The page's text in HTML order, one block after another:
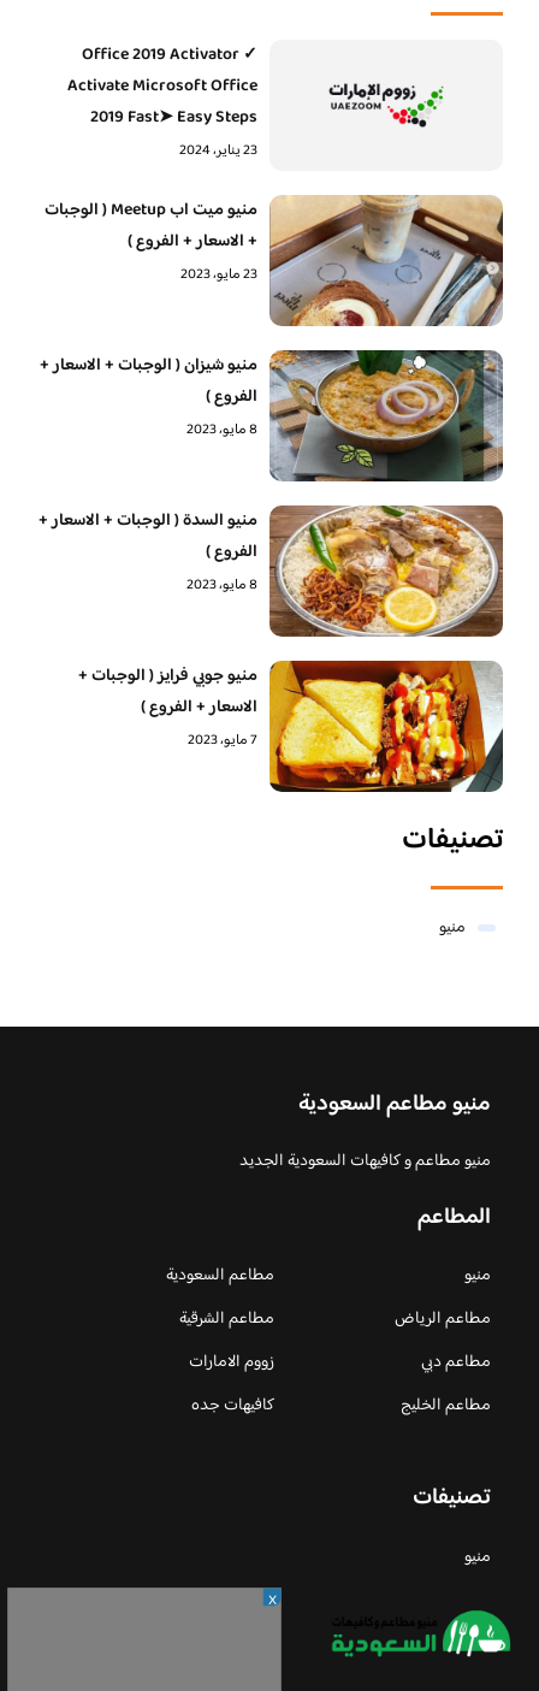
Office 2019 Activator ✓
Activate Microsoft Office
2019 Fast➤ Easy Steps
23 يناير، 2024
منيو ميت اب Meetup ( الوجبات
+ الاسعار + الفروع )
23 مايو، 2023
منيو شيزان ( الوجبات + الاسعار +
الفروع )
8 مايو، 2023
منيو السدة ( الوجبات + الاسعار +
الفروع )
8 مايو، 2023
منيو جوبي فرايز ( الوجبات +
الاسعار + الفروع )
7 مايو، 2023
تصنيفات
منيو
منيو مطاعم السعودية
منيو مطاعم و كافيهات السعودية الجديد
المطاعم
منيو
مطاعم السعودية
مطاعم الرياض
مطاعم الشرقية
مطاعم دبي
زووم الامارات
مطاعم الخليج
كافيهات جده
تصنيفات
منيو
X